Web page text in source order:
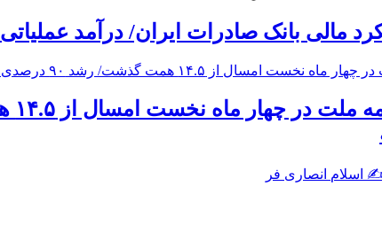
بانک صادرات ایران/ درآمد عملیاتی ۸۰ درصد رشد کرد